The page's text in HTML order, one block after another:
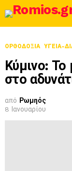
ΟΡΘΟΔΟΞΊΑ ΥΓΕΙΑ-
Κύμινο:
στο
από Ρωμηός
8 Ιανουαρίου